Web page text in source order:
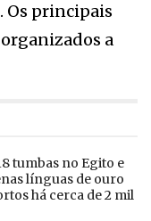
Os principais
a
tumbas no Egito e
línguas de ouro
há cerca de 2 mil